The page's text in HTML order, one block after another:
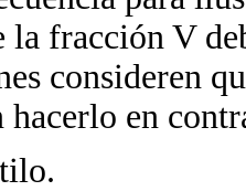
la fracción V
consideren
hacerlo en